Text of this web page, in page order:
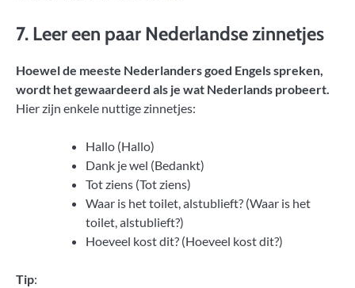
7. Leer een paar Nederlandse zinnetjes
Hoewel de meeste Nederlanders goed Engels spreken,
wordt het gewaardeerd als je wat Nederlands probeert.
Hier zijn enkele nuttige zinnetjes:
Hallo (Hallo)
Dank je wel (Bedankt)
Tot ziens (Tot ziens)
Waar is het toilet, alstublieft? (Waar is het
toilet, alstublieft?)
Hoeveel kost dit? (Hoeveel kost dit?)
Tip: